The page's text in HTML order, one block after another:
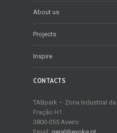
About us
Projects
Inspire
CONTACTS
TABpark – Zona Industrial da
Fração H1
3800-055 Aveiro